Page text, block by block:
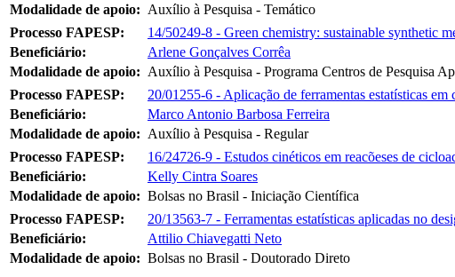
Modalidade de apoio: Auxílio à Pesquisa - Temático
Processo FAPESP:
14/50249-8 - Green chemistry: sustainable synthetic
Beneficiário:
Arlene Gonçalves Corrêa
Modalidade de apoio: Auxílio à Pesquisa - Programa Centros de Pesquisa
Processo FAPESP:
20/01255-6 - Aplicação de ferramentas estatísticas
Beneficiário:
Marco Antonio Barbosa Ferreira
Modalidade de apoio: Auxílio à Pesquisa - Regular
Processo FAPESP:
16/24726-9 - Estudos cinéticos em reacõeses de
Beneficiário:
Kelly Cintra Soares
Modalidade de apoio: Bolsas no Brasil - Iniciação Científica
Processo FAPESP:
20/13563-7 - Ferramentas estatísticas aplicadas no
Beneficiário:
Attilio Chiavegatti Neto
Modalidade de apoio: Bolsas no Brasil - Doutorado Direto